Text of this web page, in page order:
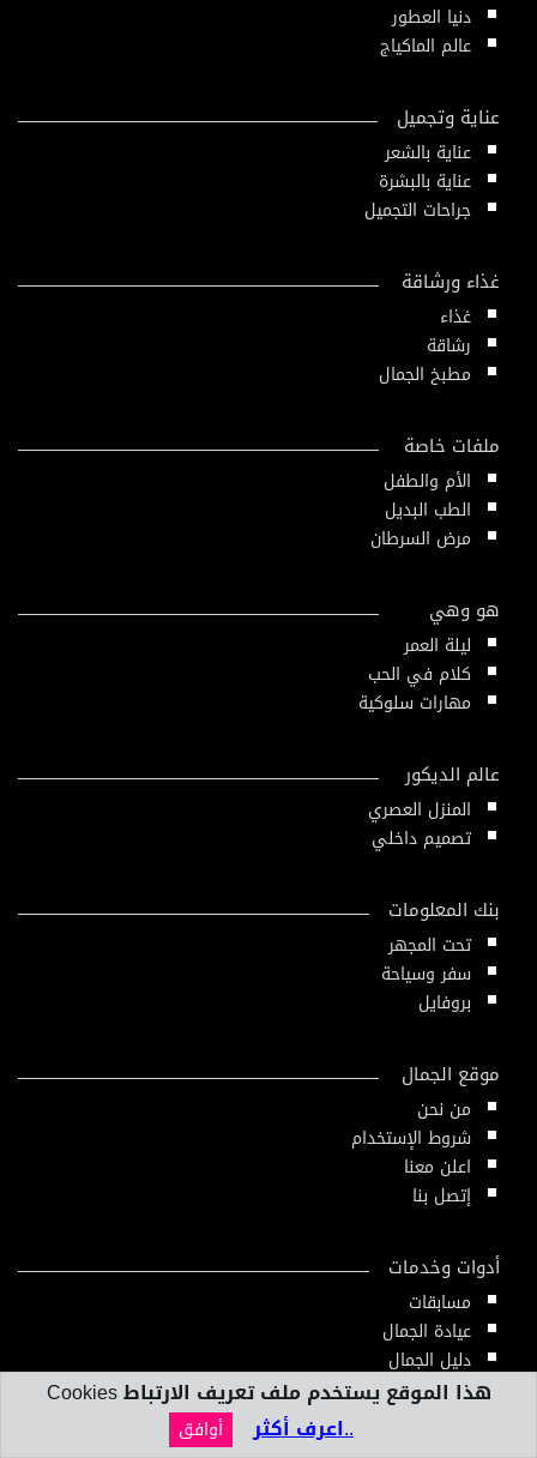
دنيا العطور
عالم الماكياج
عناية وتجميل
عناية بالشعر
عناية بالبشرة
جراحات التجميل
غذاء ورشاقة
غذاء
رشاقة
مطبخ الجمال
ملفات خاصة
الأم والطفل
الطب البديل
مرض السرطان
هو وهي
ليلة العمر
كلام في الحب
مهارات سلوكية
عالم الديكور
المنزل العصري
تصميم داخلي
بنك المعلومات
تحت المجهر
سفر وسياحة
بروفايل
موقع الجمال
من نحن
شروط الإستخدام
اعلن معنا
إتصل بنا
أدوات وخدمات
مسابقات
عيادة الجمال
دليل الجمال
أدوات ومقاييس
هذا الموقع يستخدم ملف تعريف الارتباط Cookies
..اعرف أكثر
أوافق